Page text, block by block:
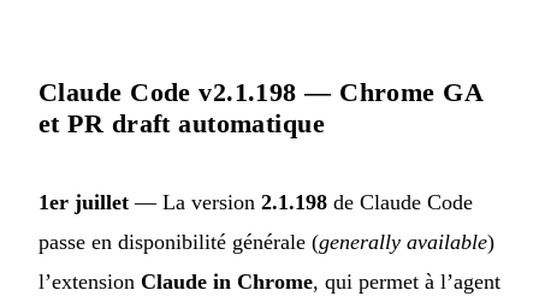
Claude Code v2.1.198 — Chrome GA
et PR draft automatique
1er juillet — La version 2.1.198 de Claude Code
passe en disponibilité générale (generally available)
l’extension Claude in Chrome, qui permet à l’agent